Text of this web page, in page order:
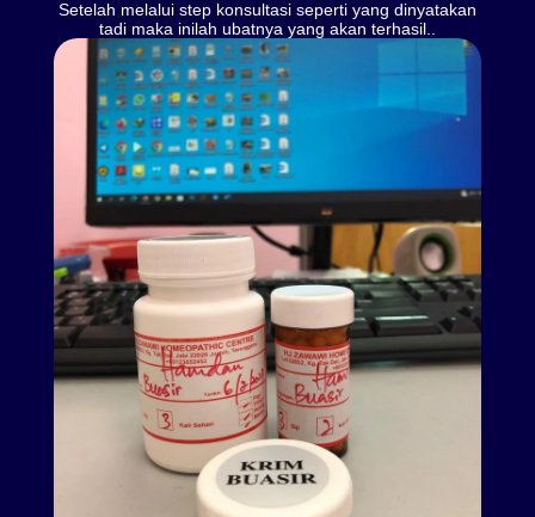
Setelah melalui step konsultasi seperti yang dinyatakan
tadi maka inilah ubatnya yang akan terhasil..